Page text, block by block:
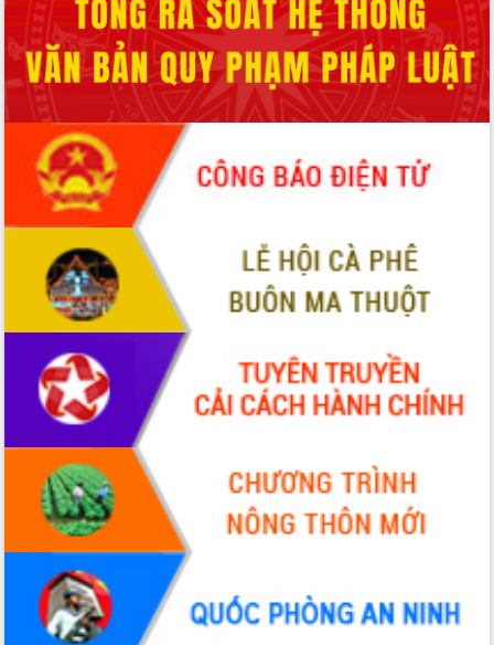
tầng kỹ thuật Cụm công nghiệp Tân
Tiến
Gặp mặt các cơ quan báo chí nhân Kỷ
niệm 101 năm Ngày Báo chí Cách
mạng Việt Nam
Đắk Lắk sơ kết 4 năm triển khai thực
hiện Đề án 06 của Chính phủ
Họp báo thông tin về Hội nghị Công bố
Quy hoạch và Xúc tiến đầu tư tỉnh Đắk
Lắk
Khơi thông điểm nghẽn, đẩy nhanh
giải ngân vốn khắc phục thiên tai
HĐND tỉnh thông qua điều chỉnh Quy
hoạch tỉnh thời kỳ 2021-2030
Hội thảo góp ý hồ sơ điều chỉnh quy
hoạch tỉnh Đắk Lắk thời kỳ 2021-2030,
tầm nhìn đến năm 2050
Nâng cao hiệu quả hoạt động của các
doanh nghiệp nhà nước
Hội nghị triển khai kết nối mạng
truyền số liệu chuyên dùng phục vụ cơ
quan Đảng, Nhà nước
Lễ phát động chuỗi hoạt động chung
tay làm sạch môi trường
Xã Ea Kar bước chuyển mình trong
công tác cải cách hành chính mô hình